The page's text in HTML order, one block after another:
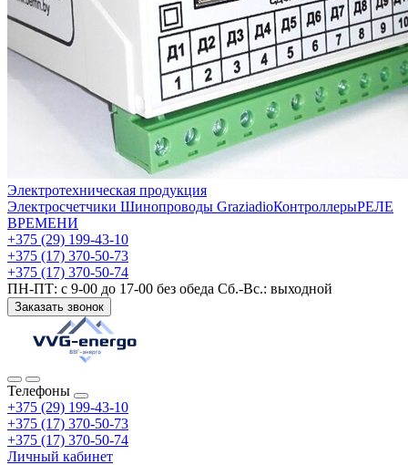
Электротехническая продукция
Электросчетчики Шинопроводы GraziadioКонтроллерыРЕЛЕ
ВРЕМЕНИ
+375 (29) 199-43-10
+375 (17) 370-50-73
+375 (17) 370-50-74
ПН-ПТ: с 9-00 до 17-00 без обеда Сб.-Вс.: выходной
Заказать звонок
Телефоны
+375 (29) 199-43-10
+375 (17) 370-50-73
+375 (17) 370-50-74
Личный кабинет